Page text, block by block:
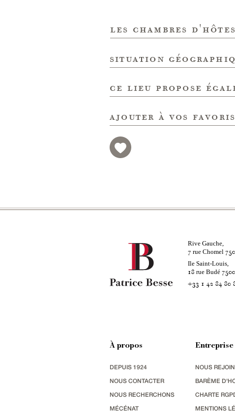
les chambres d'hôtes
situation
ce lieu propose
ajouter à vos favoris
Rive Gauche,
7 rue Chomel
Ile Saint-Louis,
18 rue Budé
+33 1 42 84 80
À propos
DEPUIS 1924
NOUS CONTACTER
NOUS RECHERCHONS
MÉCÉNAT
Entreprise
NOUS
BARÈME
CHARTE
MENTIONS